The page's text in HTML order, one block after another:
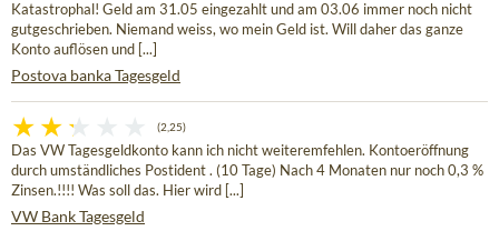
Katastrophal! Geld am 31.05 eingezahlt und am 03.06 immer noch nicht
gutgeschrieben. Niemand weiss, wo mein Geld ist. Will daher das ganze
Konto auflösen und [...]
Postova banka Tagesgeld
(2,25)
Das VW Tagesgeldkonto kann ich nicht weiteremfehlen. Kontoeröffnung
durch umständliches Postident . (10 Tage) Nach 4 Monaten nur noch 0,3 %
Zinsen.!!!! Was soll das. Hier wird [...]
VW Bank Tagesgeld